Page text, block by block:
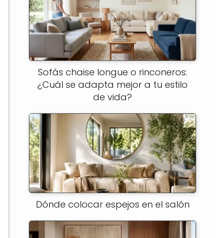
Sofás chaise longue o rinconeros:
¿Cuál se adapta mejor a tu estilo
de vida?
Dónde colocar espejos en el salón